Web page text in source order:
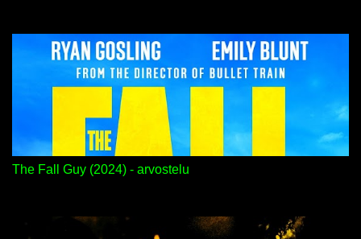
The Fall Guy (2024) - arvostelu